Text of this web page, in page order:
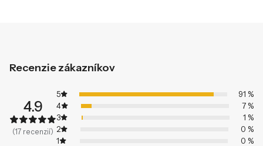
Recenzie zákazníkov
4.9
(17 recenzií)
5
91 %
4
7 %
3
1 %
2
0 %
1
0 %